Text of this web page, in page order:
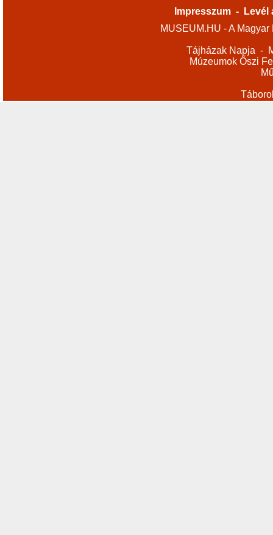
Impresszum -
Levél
MUSEUM.HU - A
Tájházak Napja -
Múzeumok Őszi